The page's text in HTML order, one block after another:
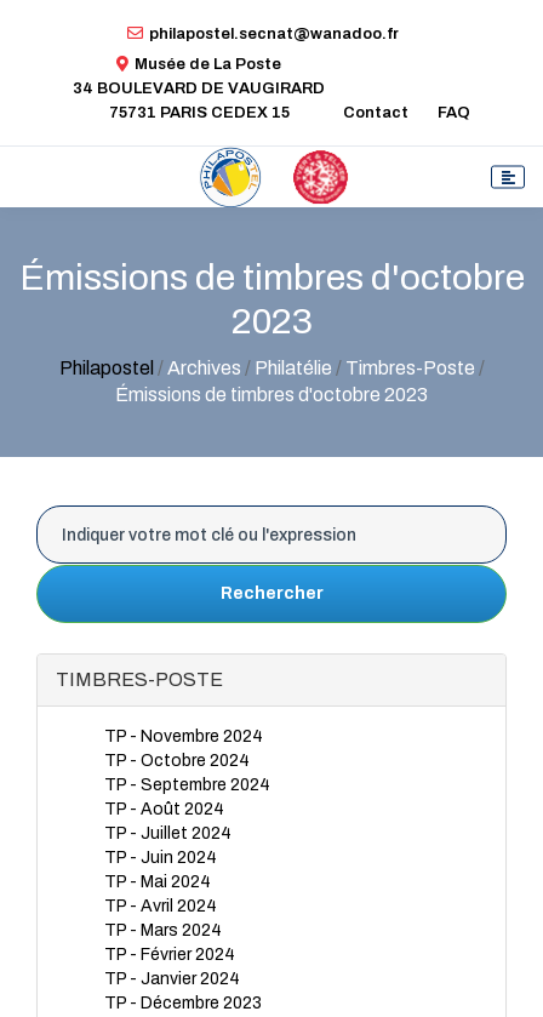
philapostel.secnat@wanadoo.fr
Musée de La Poste
34 BOULEVARD DE VAUGIRARD
75731 PARIS CEDEX 15
Contact FAQ
Émissions de timbres d'octobre
2023
Philapostel /Archives / Philatélie / Timbres-Poste /
Émissions de timbres d'octobre 2023
Rechercher
TIMBRES-POSTE
TP - Novembre 2024
TP - Octobre 2024
TP - Septembre 2024
TP - Août 2024
TP - Juillet 2024
TP - Juin 2024
TP - Mai 2024
TP - Avril 2024
TP - Mars 2024
TP - Février 2024
TP - Janvier 2024
TP - Décembre 2023